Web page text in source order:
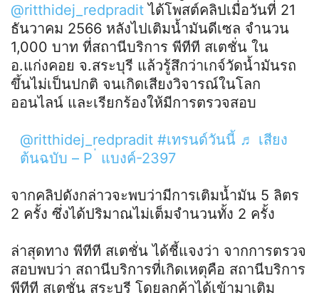
@ritthidej_redpradit ได้โพสต์คลิปเมื่อวันที่ 21
ธันวาคม 2566 หลังไปเติมน้ำมันดีเซล จำนวน
1,000 บาท ที่สถานีบริการ พีทีที สเตชั่น ใน
อ.แก่งคอย จ.สระบุรี แล้วรู้สึกว่าเกจ์วัดน้ำมันรถ
ขึ้นไม่เป็นปกติ จนเกิดเสียงวิจารณ์ในโลก
ออนไลน์ และเรียกร้องให้มีการตรวจสอบ
@ritthidej_redpradit #เทรนด์วันนี้ ♬ เสียง
ต้นฉบับ – P ่ แบงค์-2397
จากคลิปดังกล่าวจะพบว่ามีการเติมน้ำมัน 5 ลิตร
2 ครั้ง ซึ่งได้ปริมาณไม่เต็มจำนวนทั้ง 2 ครั้ง
ล่าสุดทาง พีทีที สเตชั่น ได้ชี้แจงว่า จากการตรวจ
สอบพบว่า สถานีบริการที่เกิดเหตุคือ สถานีบริการ
พีทีที สเตชั่น สระบุรี โดยลูกค้าได้เข้ามาเติม